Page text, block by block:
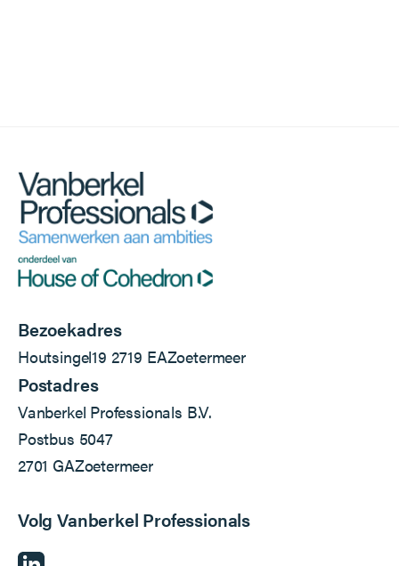
Bezoekadres
Houtsingel19 2719 EAZoetermeer
Postadres
Vanberkel Professionals B.V.
Postbus 5047
2701 GAZoetermeer
Volg Vanberkel Professionals